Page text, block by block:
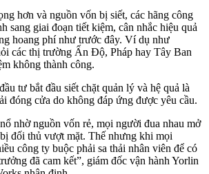
hơn và nguồn vốn bị siết, các hãng công
sang giai đoạn tiết kiệm, cân nhắc hiệu quả
hoang phí như trước đây. Ví dụ như
các thị trường Ấn Độ, Pháp hay Tây Ban
không thành công.
tư bắt đầu siết chặt quản lý và hệ quả là
đóng cửa do không đáp ứng được yêu cầu.
nhờ nguồn vốn rẻ, mọi người đua nhau mở
đối thủ vượt mặt. Thế nhưng khi mọi
công ty buộc phải sa thải nhân viên để có
đã cam kết”, giám đốc vận hành Yorlin